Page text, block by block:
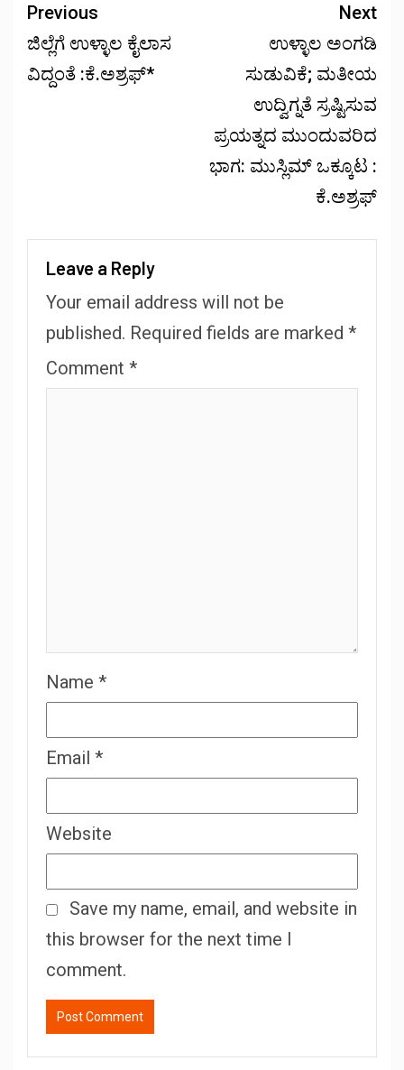
Previous
ಜಿಲ್ಲೆಗೆ ಉಳ್ಳಾಲ ಕೈಲಾಸ
ವಿದ್ದಂತೆ :ಕೆ.ಅಶ್ರಫ್*
Next
ಉಳ್ಳಾಲ ಅಂಗಡಿ
ಸುಡುವಿಕೆ; ಮತೀಯ
ಉದ್ವಿಗ್ನತೆ ಸ್ರಷ್ಟಿಸುವ
ಪ್ರಯತ್ನದ ಮುಂದುವರಿದ
ಭಾಗ: ಮುಸ್ಲಿಮ್ ಒಕ್ಕೂಟ :
ಕೆ.ಅಶ್ರಫ್
Leave a Reply
Your email address will not be
published. Required fields are marked *
Comment *
Name *
Email *
Website
Save my name, email, and website in
this browser for the next time I
comment.